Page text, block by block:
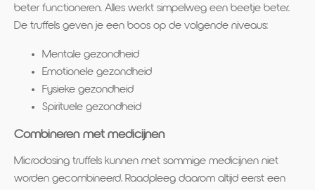
beter functioneren. Alles werkt simpelweg een beetje beter.
De truffels geven je een boos op de volgende niveaus:
Mentale gezondheid
Emotionele gezondheid
Fysieke gezondheid
Spirituele gezondheid
Combineren met medicijnen
Microdosing truffels kunnen met sommige medicijnen niet
worden gecombineerd. Raadpleeg daarom altijd eerst een